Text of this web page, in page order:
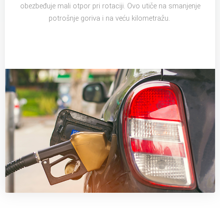
obezbeđuje mali otpor pri rotaciji. Ovo utiče na smanjenje
potrošnje goriva i na veću kilometražu.